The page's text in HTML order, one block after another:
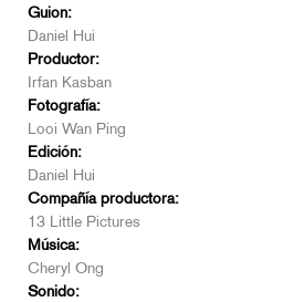
Guion:
Daniel Hui
Productor:
Irfan Kasban
Fotografía:
Looi Wan Ping
Edición:
Daniel Hui
Compañía productora:
13 Little Pictures
Música:
Cheryl Ong
Sonido: